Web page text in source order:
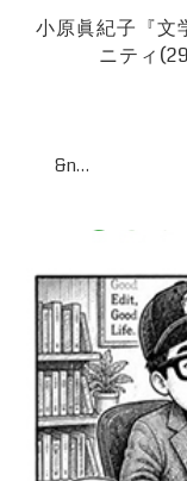
小原眞紀子『文
ニティ
&n…